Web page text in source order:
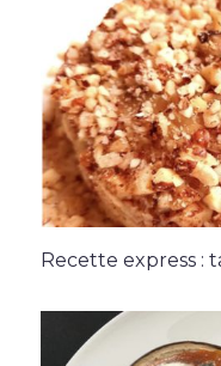
Recette express :